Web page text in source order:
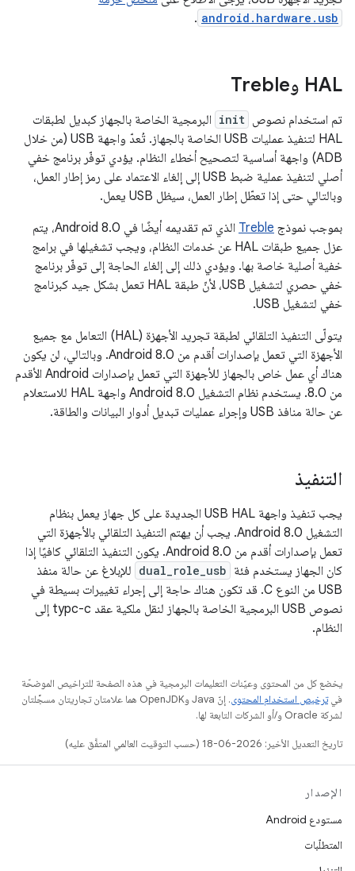
android.hardware.usb
.
HAL وTreble
تم استخدام نصوص init البرمجية الخاصة بالجهاز كبديل لطبقات
HAL لتنفيذ عمليات USB الخاصة بالجهاز. تُعدّ واجهة USB (من خلال
ADB) واجهة أساسية لتصحيح أخطاء النظام. يؤدي توفّر برنامج خفي
أصلي لتنفيذ عملية ضبط USB إلى إلغاء الاعتماد على رمز إطار العمل،
وبالتالي حتى إذا تعطّل إطار العمل، سيظل USB يعمل.
بموجب نموذج Treble
الذي تم تقديمه أيضًا في Android 8.0، يتم
عزل جميع طبقات HAL عن خدمات النظام، ويجب تشغيلها في برامج
خفية أصلية خاصة بها. ويؤدي ذلك إلى إلغاء الحاجة إلى توفّر برنامج
خفي حصري لتشغيل USB، لأنّ طبقة HAL تعمل بشكل جيد كبرنامج
خفي لتشغيل USB.
يتولّى التنفيذ التلقائي لطبقة تجريد الأجهزة (HAL) التعامل مع جميع
الأجهزة التي تعمل بإصدارات أقدم من Android 8.0. وبالتالي، لن يكون
هناك أي عمل خاص بالجهاز للأجهزة التي تعمل بإصدارات Android الأقدم
من 8.0. يستخدم نظام التشغيل Android 8.0 واجهة HAL للاستعلام
عن حالة منافذ USB وإجراء عمليات تبديل أدوار البيانات والطاقة.
التنفيذ
يجب تنفيذ واجهة USB HAL الجديدة على كل جهاز يعمل بنظام
التشغيل Android 8.0. يجب أن يهتم التنفيذ التلقائي بالأجهزة التي
تعمل بإصدارات أقدم من Android 8.0. يكون التنفيذ التلقائي كافيًا إذا
كان الجهاز يستخدم فئة dual_role_usb للإبلاغ عن حالة منفذ
USB من النوع C. قد تكون هناك حاجة إلى إجراء تغييرات بسيطة في
نصوص USB البرمجية الخاصة بالجهاز لنقل ملكية عقد typc-c إلى
النظام.
يخضع كل من المحتوى وعيّنات التعليمات البرمجية في هذه الصفحة للتراخيص الموضحّة
فيترخيص استخدام المحتوى
. إنّ Java وOpenJDK هما علامتان تجاريتان مسجَّلتان
لشركة Oracle و/أو الشركات التابعة لها.
تاريخ التعديل الأخير: 2026-06-18 (حسب التوقيت العالمي المتفَّق عليه)
الإصدار
مستودع Android
المتطلّبات